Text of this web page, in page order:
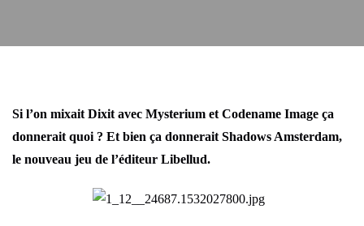
Si l’on mixait Dixit avec Mysterium et Codename Image ça
donnerait quoi ? Et bien ça donnerait Shadows Amsterdam,
le nouveau jeu de l’éditeur Libellud.